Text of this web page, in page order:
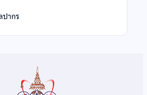
ากร